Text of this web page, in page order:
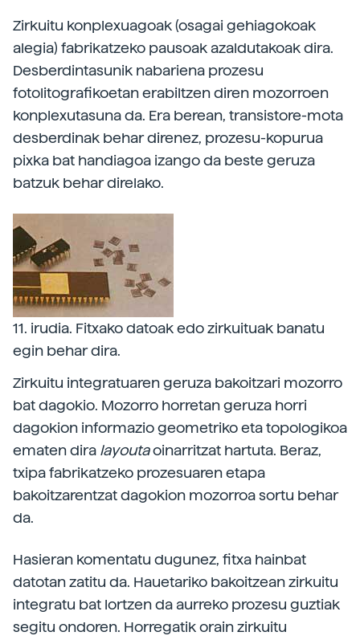
Zirkuitu konplexuagoak (osagai gehiagokoak
alegia) fabrikatzeko pausoak azaldutakoak dira.
Desberdintasunik nabariena prozesu
fotolitografikoetan erabiltzen diren mozorroen
konplexutasuna da. Era berean, transistore-mota
desberdinak behar direnez, prozesu-kopurua
pixka bat handiagoa izango da beste geruza
batzuk behar direlako.
11. irudia. Fitxako datoak edo zirkuituak banatu
egin behar dira.
Zirkuitu integratuaren geruza bakoitzari mozorro
bat dagokio. Mozorro horretan geruza horri
dagokion informazio geometriko eta topologikoa
ematen dira layoutaoinarritzat hartuta. Beraz,
txipa fabrikatzeko prozesuaren etapa
bakoitzarentzat dagokion mozorroa sortu behar
da.
Hasieran komentatu dugunez, fitxa hainbat
datotan zatitu da. Hauetariko bakoitzean zirkuitu
integratu bat lortzen da aurreko prozesu guztiak
segitu ondoren. Horregatik orain zirkuitu